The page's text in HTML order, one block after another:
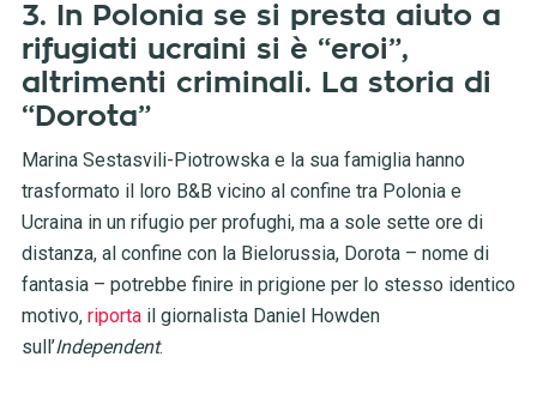
3. In Polonia se si presta aiuto a
rifugiati ucraini si è “eroi”,
altrimenti criminali. La storia di
“Dorota”
Marina Sestasvili-Piotrowska e la sua famiglia hanno
trasformato il loro B&B vicino al confine tra Polonia e
Ucraina in un rifugio per profughi, ma a sole sette ore di
distanza, al confine con la Bielorussia, Dorota – nome di
fantasia – potrebbe finire in prigione per lo stesso identico
motivo, riportail giornalista Daniel Howden
sull’Independent.